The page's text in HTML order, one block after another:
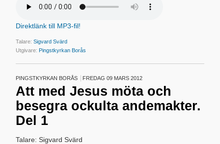
Direktlänk till MP3-fil!
Talare:Sigvard Svärd
Utgivare:Pingstkyrkan Borås
PINGSTKYRKAN BORÅS FREDAG 09 MARS 2012
Att med Jesus möta och
besegra ockulta andemakter.
Del 1
Talare: Sigvard Svärd